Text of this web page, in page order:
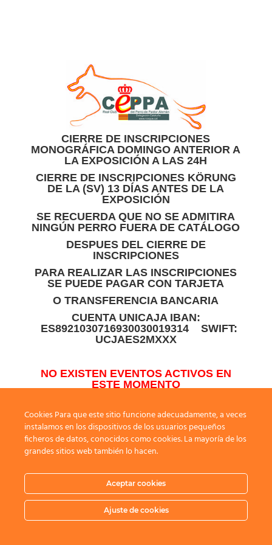
CIERRE DE INSCRIPCIONES
MONOGRÁFICA DOMINGO ANTERIOR A
LA EXPOSICIÓN A LAS 24H
CIERRE DE INSCRIPCIONES KÖRUNG
DE LA (SV) 13 DÍAS ANTES DE LA
EXPOSICIÓN
SE RECUERDA QUE NO SE ADMITIRA
NINGÚN PERRO FUERA DE CATÁLOGO
DESPUES DEL CIERRE DE
INSCRIPCIONES
PARA REALIZAR LAS INSCRIPCIONES
SE PUEDE PAGAR CON TARJETA
O TRANSFERENCIA BANCARIA
CUENTA UNICAJA IBAN:
ES8921030716930030019314 SWIFT:
UCJAES2MXXX
NO EXISTEN EVENTOS ACTIVOS EN
ESTE MOMENTO
Cookies Para que este sitio funcione adecuadamente, a veces
instalamos en los dispositivos de los usuarios pequeños
ficheros de datos, conocidos como cookies. La mayoría de los
grandes sitios web también lo hacen.
Aceptar cookies
Ajuste de cookies